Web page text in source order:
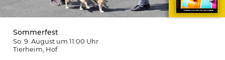
Sommerfest
So. 9. August um 11:00 Uhr
Tierheim , Hof